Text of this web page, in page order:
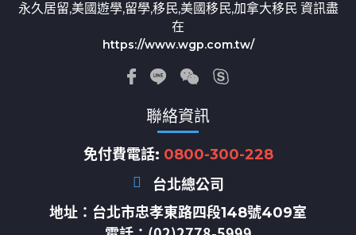
永久居留,美國遊學,留學,移民,美國移民,加拿大移民 資訊盡
在
https://www.wgp.com.tw/
聯絡資訊
免付費電話: 0800-300-228
台北總公司
地址： 台北市忠孝東路四段148號409室